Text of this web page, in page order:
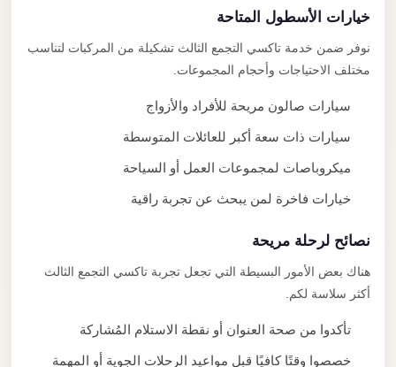
خيارات الأسطول المتاحة
نوفر ضمن خدمة تاكسي التجمع الثالث تشكيلة من المركبات لتناسب
مختلف الاحتياجات وأحجام المجموعات.
سيارات صالون مريحة للأفراد والأزواج
سيارات ذات سعة أكبر للعائلات المتوسطة
ميكروباصات لمجموعات العمل أو السياحة
خيارات فاخرة لمن يبحث عن تجربة راقية
نصائح لرحلة مريحة
هناك بعض الأمور البسيطة التي تجعل تجربة تاكسي التجمع الثالث
أكثر سلاسة لكم.
تأكدوا من صحة العنوان أو نقطة الاستلام المُشاركة
خصصوا وقتًا كافيًا قبل مواعيد الرحلات الجوية أو المهمة